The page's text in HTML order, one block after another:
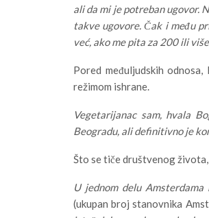
ali da mi je potreban ugovor.
takve ugovore. Čak i među
već, ako me pita za 200 ili
Pored međuljudskih
režimom ishrane.
Vegetarijanac sam, hvala
Beogradu, ali definitivno je
Što se tiče društvenog
U jednom delu
(ukupan broj stanovnika